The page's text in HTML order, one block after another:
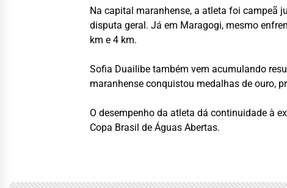
Na capital maranhense, a atleta foi campeã
disputa geral. Já em Maragogi, mesmo
km e 4 km.
Sofia Duailibe também vem acumulando
maranhense conquistou medalhas de ouro,
O desempenho da atleta dá continuidade à
Copa Brasil de Águas Abertas.